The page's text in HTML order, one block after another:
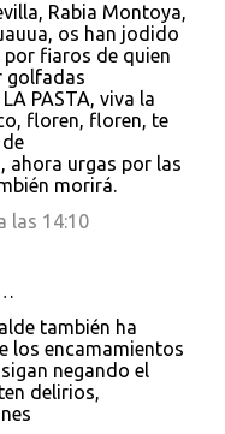
Rabia Montoya,
os han jodido
por fiaros de quien
golfadas
PASTA, viva la
floren, floren, te
ahora urgas por las
morirá.
las 14:10
también ha
los encamamientos
sigan negando el
delirios,